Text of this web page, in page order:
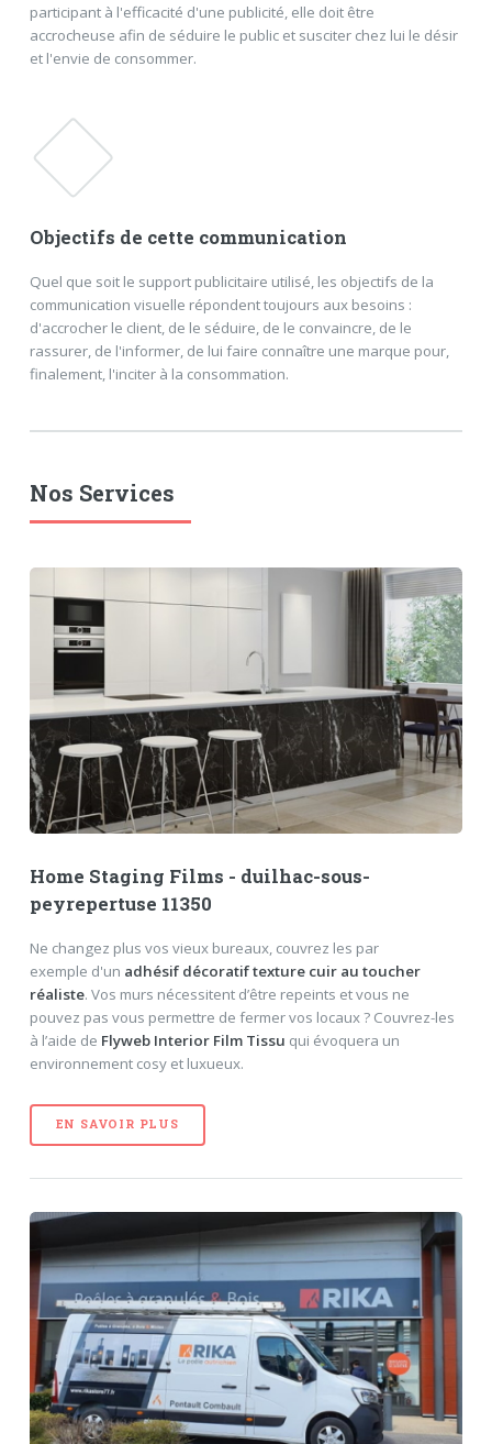
participant à l'efficacité d'une publicité, elle doit être
accrocheuse afin de séduire le public et susciter chez lui le désir
et l'envie de consommer.
Objectifs de cette communication
Quel que soit le support publicitaire utilisé, les objectifs de la
communication visuelle répondent toujours aux besoins :
d'accrocher le client, de le séduire, de le convaincre, de le
rassurer, de l'informer, de lui faire connaître une marque pour,
finalement, l'inciter à la consommation.
Nos Services
Home Staging Films - duilhac-sous-
peyrepertuse 11350
Ne changez plus vos vieux bureaux, couvrez les par
exemple d'un adhésif décoratif texture cuir au toucher
réaliste. Vos murs nécessitent d’être repeints et vous ne
pouvez pas vous permettre de fermer vos locaux ? Couvrez-les
à l’aide de Flyweb Interior Film Tissu qui évoquera un
environnement cosy et luxueux.
EN SAVOIR PLUS